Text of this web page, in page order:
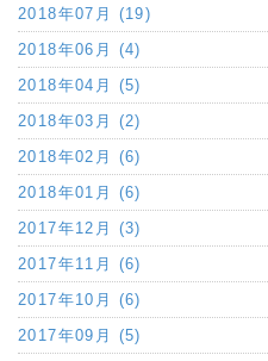
2018年07月 (19)
2018年06月 (4)
2018年04月 (5)
2018年03月 (2)
2018年02月 (6)
2018年01月 (6)
2017年12月 (3)
2017年11月 (6)
2017年10月 (6)
2017年09月 (5)